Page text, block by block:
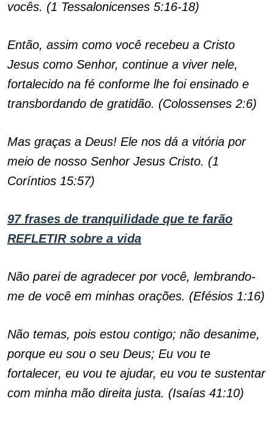
vocês. (1 Tessalonicenses 5:16-18)
Então, assim como você recebeu a Cristo
Jesus como Senhor, continue a viver nele,
fortalecido na fé conforme lhe foi ensinado e
transbordando de gratidão. (Colossenses 2:6)
Mas graças a Deus! Ele nos dá a vitória por
meio de nosso Senhor Jesus Cristo. (1
Coríntios 15:57)
97 frases de tranquilidade que te farão
REFLETIR sobre a vida
Não parei de agradecer por você, lembrando-
me de você em minhas orações. (Efésios 1:16)
Não temas, pois estou contigo; não desanime,
porque eu sou o seu Deus; Eu vou te
fortalecer, eu vou te ajudar, eu vou te sustentar
com minha mão direita justa. (Isaías 41:10)